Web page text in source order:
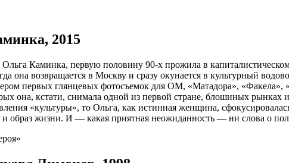
2015
Каминка, первую половину 90-х прожила в
она возвращается в Москву и сразу окунается в культурный
первых глянцевых фотосъемок для ОМ, «Матадора»,
она, кстати, снимала одной из первой стране, блошиных
«культуры», то Ольга, как истинная женщина,
образ жизни. И — какая приятная неожиданность — ни слова о